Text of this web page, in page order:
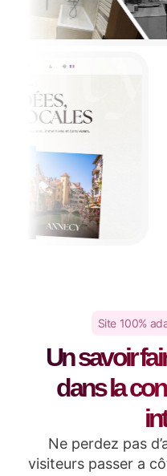
Site 100%
Un savoir
dans la
Ne perdez pas
visiteurs passer a